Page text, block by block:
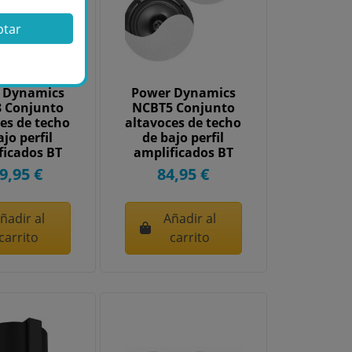
Conjunto
de techo
perfil
BT
8"... €
al
carrito
Power Dynamics
NCBT5 Conjunto
altavoces de techo
de bajo perfil
amplificados BT
5.25"...
84,95 €
Añadir al
carrito